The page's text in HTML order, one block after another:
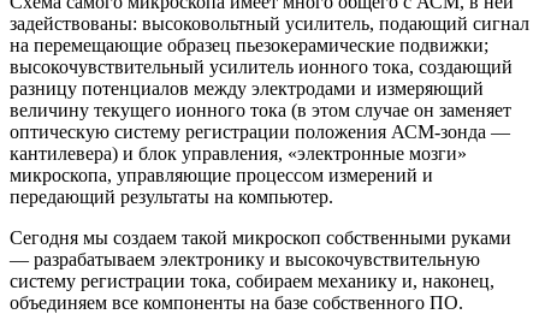
задействованы: высоковольтный усилитель, подающий сигнал
на перемещающие образец пьезокерамические подвижки;
высокочувствительный усилитель ионного тока, создающий
разницу потенциалов между электродами и измеряющий
величину текущего ионного тока (в этом случае он заменяет
оптическую систему регистрации положения АСМ-зонда —
кантилевера) и блок управления, «электронные мозги»
микроскопа, управляющие процессом измерений и
передающий результаты на компьютер.
Сегодня мы создаем такой микроскоп собственными руками
— разрабатываем электронику и высокочувствительную
систему регистрации тока, собираем механику и, наконец,
объединяем все компоненты на базе собственного ПО.